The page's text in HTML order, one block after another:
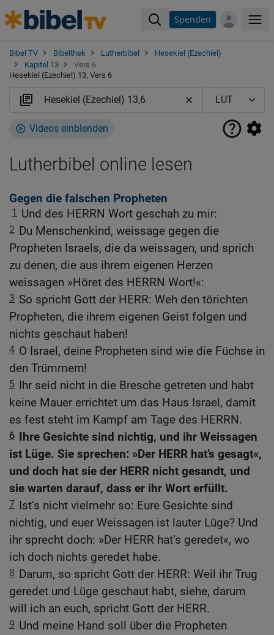
Spenden
Bibel TV Bibelthek Lutherbibel
Hesekiel (Ezechiel)
Kapitel 13
Vers 6
Hesekiel (Ezechiel) 13, Vers 6
Videos einblenden
Lutherbibel online lesen
Gegen die falschen Propheten
1 Und des HERRN Wort geschah zu mir:
2 Du Menschenkind, weissage gegen die
Propheten Israels, die da weissagen, und sprich
zu denen, die aus ihrem eigenen Herzen
weissagen »Höret des HERRN Wort!«:
3 So spricht Gott der HERR: Weh den törichten
Propheten, die ihrem eigenen Geist folgen und
nichts geschaut haben!
4 O Israel, deine Propheten sind wie die Füchse in
den Trümmern!
5 Ihr seid nicht in die Bresche getreten und habt
keine Mauer errichtet um das Haus Israel, damit
es fest steht im Kampf am Tage des HERRN.
6 Ihre Gesichte sind nichtig, und ihr Weissagen
ist Lüge. Sie sprechen: »Der HERR hat’s gesagt«,
und doch hat sie der HERR nicht gesandt, und
sie warten darauf, dass er ihr Wort erfüllt.
7 Ist’s nicht vielmehr so: Eure Gesichte sind
nichtig, und euer Weissagen ist lauter Lüge? Und
ihr sprecht doch: »Der HERR hat’s geredet«, wo
ich doch nichts geredet habe.
8 Darum, so spricht Gott der HERR: Weil ihr Trug
geredet und Lüge geschaut habt, siehe, darum
will ich an euch, spricht Gott der HERR.
9 Und meine Hand soll über die Propheten